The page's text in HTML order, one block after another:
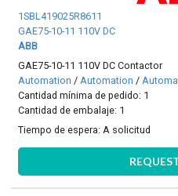
1SBL419025R8611
GAE75-10-11 110V DC
ABB
GAE75-10-11 110V DC Contactor
Automation /Automation /
Cantidad mínima de pedido: 1
Cantidad de embalaje: 1
Tiempo de espera:A solicitud